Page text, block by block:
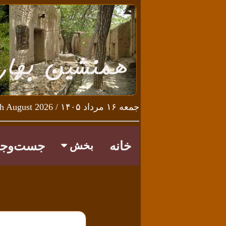
جمعه ۱۶ مرداد ۱۴۰۵ / Friday 7th August 2026
خانه بخش